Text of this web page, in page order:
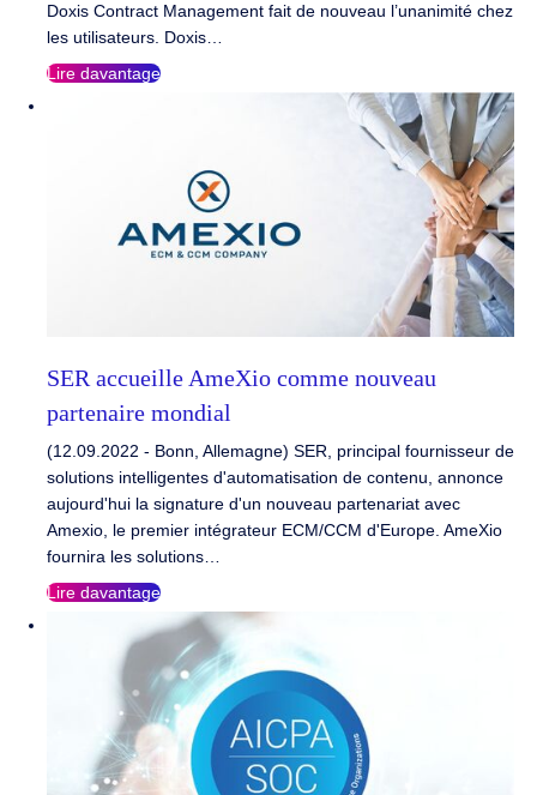
Doxis Contract Management fait de nouveau l’unanimité chez
les utilisateurs. Doxis…
Lire davantage
SER accueille AmeXio comme nouveau
partenaire mondial
(12.09.2022 - Bonn, Allemagne) SER, principal fournisseur de
solutions intelligentes d'automatisation de contenu, annonce
aujourd'hui la signature d'un nouveau partenariat avec
Amexio, le premier intégrateur ECM/CCM d'Europe. AmeXio
fournira les solutions…
Lire davantage